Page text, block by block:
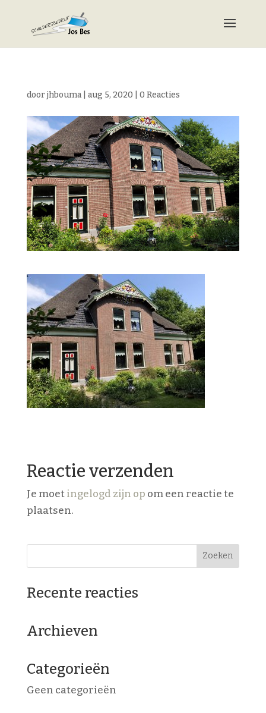
doorjhbouma| aug 5, 2020 0 Reacties
Reactie verzenden
Je moetingelogd zijn op om een reactie te
plaatsen.
Recente reacties
Archieven
Categorieën
Geen categorieën